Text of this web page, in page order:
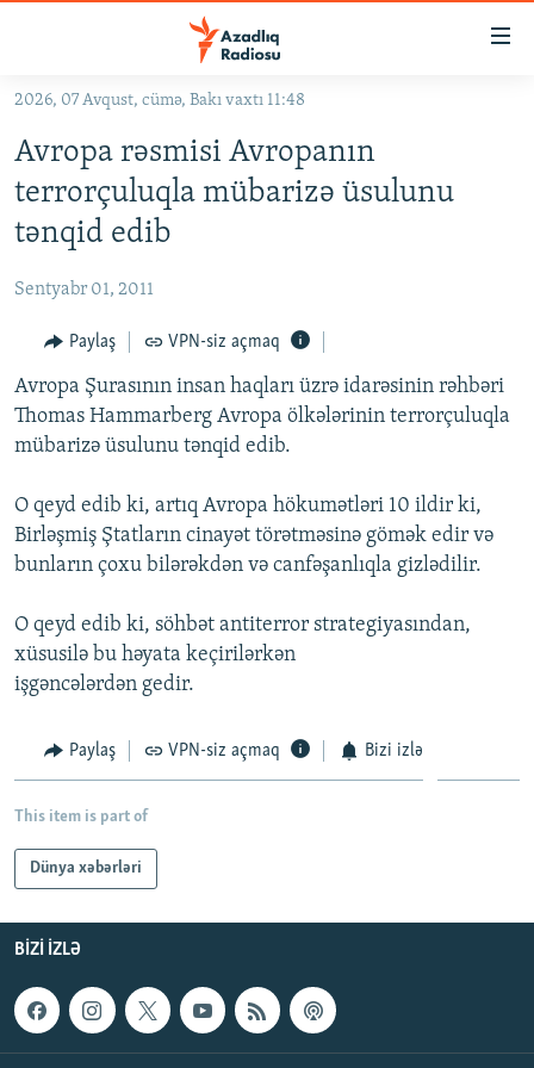
Əsas
qayıt
Əsas
naviqasiyaya
qayıt
#İZAHLA
KORRUPSIOMETR
#ƏSLINDƏ
FƏRQƏ BAX
QANUNI DOĞRU
ARAŞDIRMA
MULTIMEDIA
FOTOQALEREYA
İNFOQRAFIKA
OXU ZALI
AZƏRBAYCAN ƏDƏBIYYATI KITABXANASI
İZ - MƏDƏNIYYƏT PROQRAMI
HAQQIMIZDA
MISSIYAMIZ
MATERIALLARIMIZDAN ISTIFADƏ
AZADLIQRADIOSU MOBIL TELEFONUNUZDA
BIZI IZLƏ
RFE/RL-in bütün saytları
2026, 07 Avqust, cümə, Bakı vaxtı 11:48
Avropa rəsmisi Avropanın
terrorçuluqla mübarizə üsulunu
tənqid edib
Sentyabr 01, 2011
Paylaş VPN-siz açmaq
Avropa Şurasının insan haqları üzrə idarəsinin rəhbəri
Thomas Hammarberg Avropa ölkələrinin terrorçuluqla
mübarizə üsulunu tənqid edib.
O qeyd edib ki, artıq Avropa hökumətləri 10 ildir ki,
Birləşmiş Ştatların cinayət törətməsinə gömək edir və
bunların çoxu bilərəkdən və canfəşanlıqla gizlədilir.
O qeyd edib ki, söhbət antiterror strategiyasından,
xüsusilə bu həyata keçirilərkən
işgəncələrdən gedir.
Paylaş VPN-siz açmaq Bizi izlə
This item is part of
Dünya xəbərləri
BIZI IZLƏ